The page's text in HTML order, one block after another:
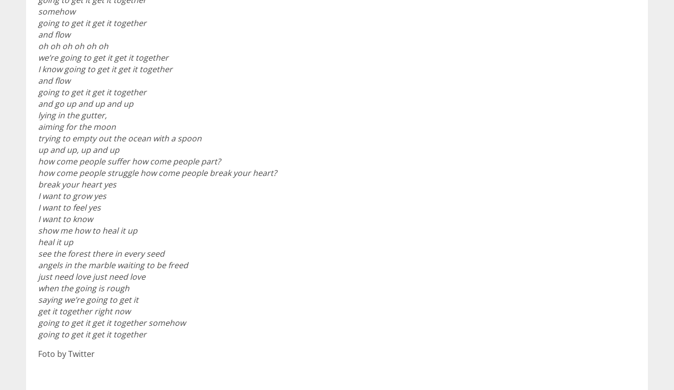
somehow
going to get it get it together
and flow
oh oh oh oh oh oh
we’re going to get it get it together
I know going to get it get it together
and flow
going to get it get it together
and go up and up and up
lying in the gutter,
aiming for the moon
trying to empty out the ocean with a spoon
up and up, up and up
how come people suffer how come people part?
how come people struggle how come people break your heart?
break your heart yes
I want to grow yes
I want to feel yes
I want to know
show me how to heal it up
heal it up
see the forest there in every seed
angels in the marble waiting to be freed
just need love just need love
when the going is rough
saying we’re going to get it
get it together right now
going to get it get it together somehow
going to get it get it together
Foto by Twitter